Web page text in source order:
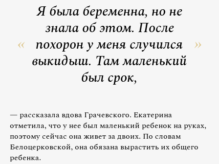
Я была беременна, но не
знала об этом. После
похорон у меня случился
выкидыш. Там маленький
был срок,
— рассказала вдова Грачевского. Екатерина
отметила, что у нее был маленький ребенок на руках,
поэтому сейчас она живет за двоих. По словам
Белоцерковской, она обязана вырастить их общего
ребенка.